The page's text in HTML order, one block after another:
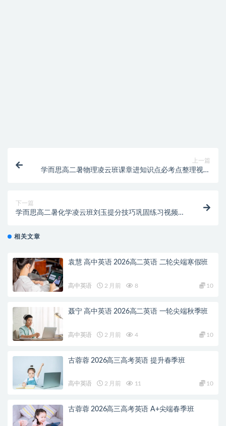
上一篇
学而思高二暑物理凌云班课章进知识点必考点整理视频
下一篇
学而思高二暑化学凌云班刘玉提分技巧巩固练习视频课
相关文章
袁慧 高中英语 2026高二英语 二轮尖端寒假班
高中英语 2 月前 8 10
聂宁 高中英语 2026高二英语 一轮尖端秋季班
高中英语 2 月前 4 10
古蓉蓉 2026高三高考英语 提升春季班
高中英语 2 月前 11 10
古蓉蓉 2026高三高考英语 A+尖端春季班